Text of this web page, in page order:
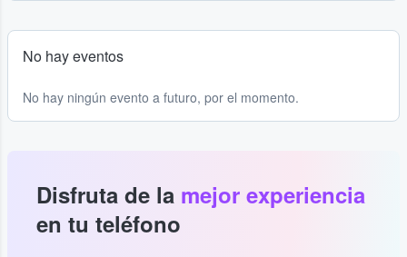
No hay eventos
No hay ningún evento a futuro, por el momento.
Disfruta de la mejor experiencia
en tu teléfono